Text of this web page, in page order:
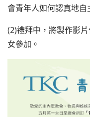
會青年人如何認真地自
(2)禮拜中，將製作影
女參加。